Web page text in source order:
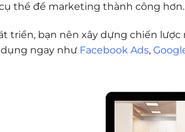
thể để marketing thành công hơn.
triển, bạn nên xây dựng chiến
ngay như Facebook Ads,